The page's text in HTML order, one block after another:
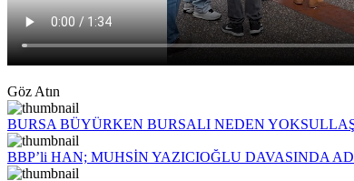
Göz Atın
BURSA BÜYÜRKEN BURSALI NEDEN
BBP’li HAN; MUHSİN YAZICIOĞLU DAVASINDA